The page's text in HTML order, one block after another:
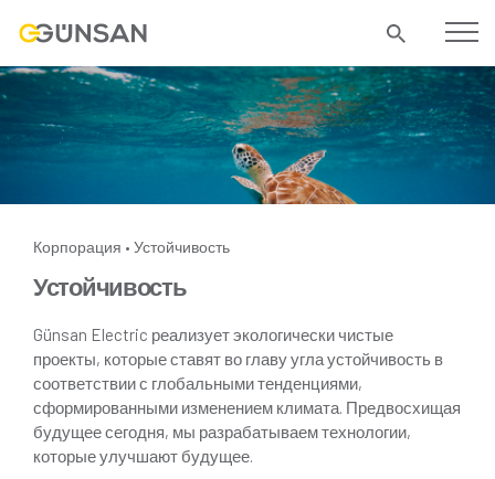
Корпорация • Устойчивость
Устойчивость
Günsan Electric реализует экологически чистые
проекты, которые ставят во главу угла устойчивость в
соответствии с глобальными тенденциями,
сформированными изменением климата. Предвосхищая
будущее сегодня, мы разрабатываем технологии,
которые улучшают будущее.